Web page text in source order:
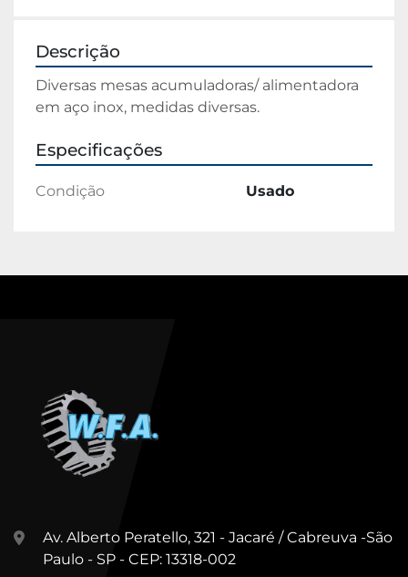
Descrição
Diversas mesas acumuladoras/ alimentadora
em aço inox, medidas diversas.
Especificações
Condição Usado
Av. Alberto Peratello, 321 - Jacaré / Cabreuva -São
Paulo - SP - CEP: 13318-002